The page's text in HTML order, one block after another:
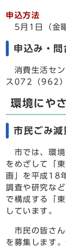
申込方法
5月1日（金
申込み・問
消費生活セ
ス072（962
環境にや
市民ごみ減
市では、環境
をめざして「
画」を平成18
調査や研究な
で構成する「
しています。
市民の皆さん
を募集します